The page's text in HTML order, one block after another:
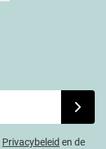
Privacybeleid en de